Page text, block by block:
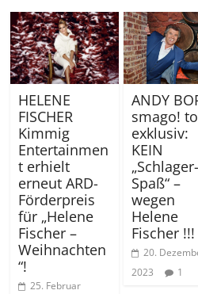
HELENE
FISCHER
Kimmig
Entertainmen
t erhielt
erneut ARD-
Förderpreis
für „Helene
Fischer –
Weihnachten
“!
25. Februar
ANDY
smago!
exklusiv:
KEIN
„Schlager-
Spaß“ –
wegen
Helene
Fischer !!!
20.
2023
1